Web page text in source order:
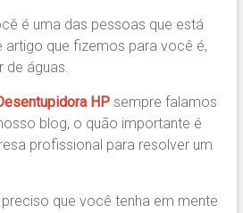
é uma das pessoas que está
artigo que fizemos para você é,
de águas.
HPsempre falamos
blog, o quão importante é
profissional para resolver um
que você tenha em mente